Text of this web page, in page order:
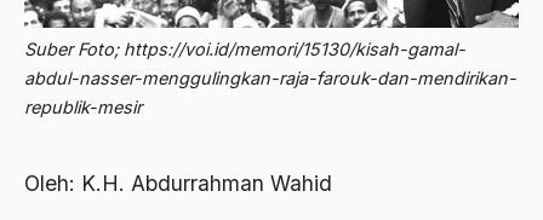
Suber Foto; https://voi.id/memori/15130/kisah-gamal-
abdul-nasser-menggulingkan-raja-farouk-dan-mendirikan-
republik-mesir
Oleh: K.H. Abdurrahman Wahid
2013
2012
2010
Abd. Moqsith Ghazali
Abdullah Badawi